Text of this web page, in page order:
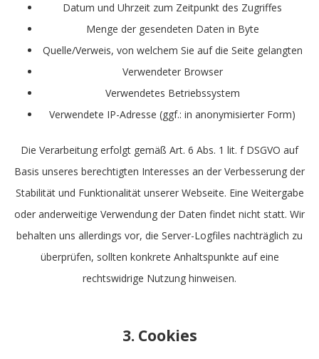
Datum und Uhrzeit zum Zeitpunkt des Zugriffes
Menge der gesendeten Daten in Byte
Quelle/Verweis, von welchem Sie auf die Seite gelangten
Verwendeter Browser
Verwendetes Betriebssystem
Verwendete IP-Adresse (ggf.: in anonymisierter Form)
Die Verarbeitung erfolgt gemäß Art. 6 Abs. 1 lit. f DSGVO auf
Basis unseres berechtigten Interesses an der Verbesserung der
Stabilität und Funktionalität unserer Webseite. Eine Weitergabe
oder anderweitige Verwendung der Daten findet nicht statt. Wir
behalten uns allerdings vor, die Server-Logfiles nachträglich zu
überprüfen, sollten konkrete Anhaltspunkte auf eine
rechtswidrige Nutzung hinweisen.
3. Cookies